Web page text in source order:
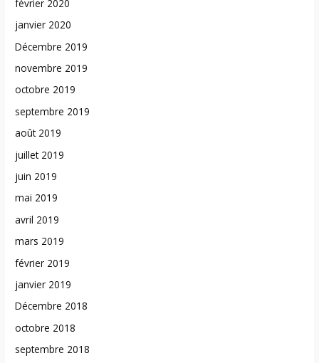
février 2020
janvier 2020
Décembre 2019
novembre 2019
octobre 2019
septembre 2019
août 2019
juillet 2019
juin 2019
mai 2019
avril 2019
mars 2019
février 2019
janvier 2019
Décembre 2018
octobre 2018
septembre 2018